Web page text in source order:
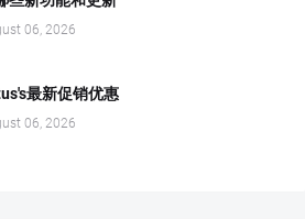
06, 2026
最新促销优惠
06, 2026